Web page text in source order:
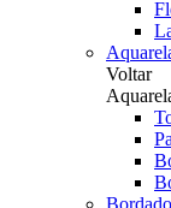
Voltar
Bordado